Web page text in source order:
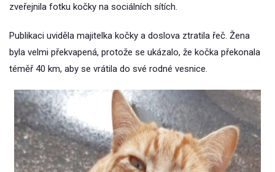
zveřejnila fotku kočky na sociálních sítích.
Publikaci uviděla majitelka kočky a doslova ztratila řeč. Žena
byla velmi překvapená, protože se ukázalo, že kočka překonala
téměř 40 km, aby se vrátila do své rodné vesnice.